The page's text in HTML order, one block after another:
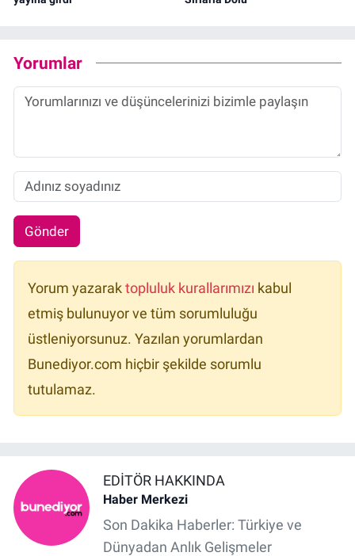
Yorumlar
Gönder
Yorum yazarak topluluk kurallarımızı kabul
etmiş bulunuyor ve tüm sorumluluğu
üstleniyorsunuz. Yazılan yorumlardan
Bunediyor.com hiçbir şekilde sorumlu
tutulamaz.
EDITÖR HAKKINDA
Haber Merkezi
Son Dakika Haberler: Türkiye ve
Dünyadan Anlık Gelişmeler